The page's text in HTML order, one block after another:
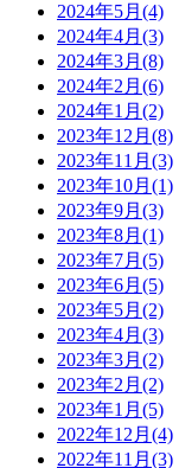
2024年5月(4)
2024年4月(3)
2024年3月(8)
2024年2月(6)
2024年1月(2)
2023年12月(8)
2023年11月(3)
2023年10月(1)
2023年9月(3)
2023年8月(1)
2023年7月(5)
2023年6月(5)
2023年5月(2)
2023年4月(3)
2023年3月(2)
2023年2月(2)
2023年1月(5)
2022年12月(4)
2022年11月(3)